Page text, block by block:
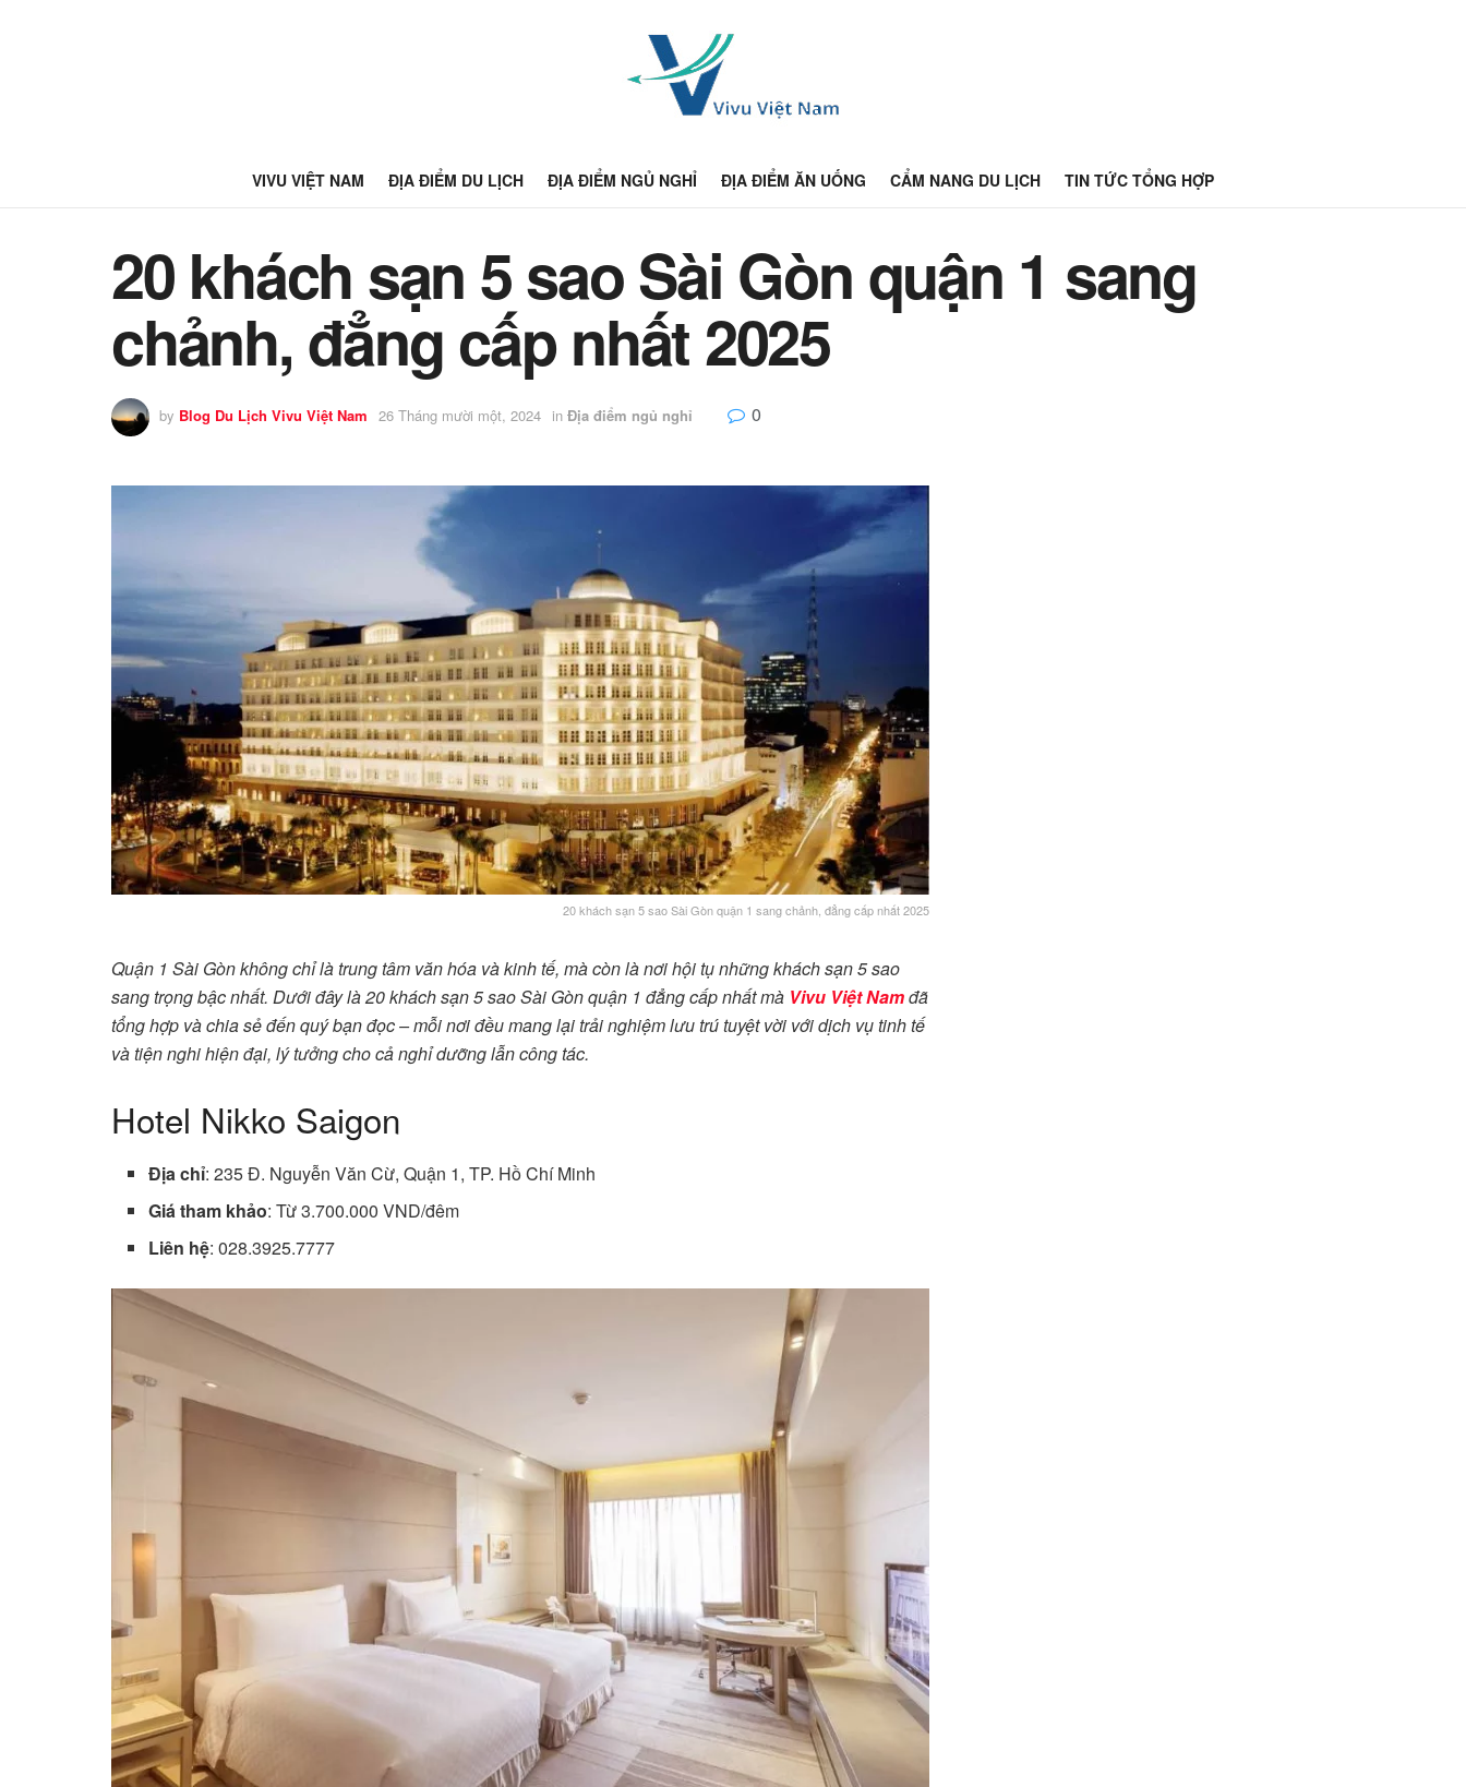
VIVU VIỆT NAM ĐỊA ĐIỂM DU LỊCH ĐỊA ĐIỂM NGỦ NGHỈ ĐỊA ĐIỂM ĂN UỐNG CẨM NANG DU LỊCH TIN TỨC TỔNG HỢP
20 khách sạn 5 sao Sài Gòn quận 1 sang
chảnh, đẳng cấp nhất 2025
by Blog Du Lịch Vivu Việt Nam 26 Tháng mười một, 2024 in Địa điểm ngủ nghỉ 0
20 khách sạn 5 sao Sài Gòn quận 1 sang chảnh, đẳng cấp nhất 2025
Quận 1 Sài Gòn không chỉ là trung tâm văn hóa và kinh tế, mà còn là nơi hội tụ những khách sạn 5 sao
sang trọng bậc nhất. Dưới đây là 20 khách sạn 5 sao Sài Gòn quận 1 đẳng cấp nhất mà Vivu Việt Namđã
tổng hợp và chia sẻ đến quý bạn đọc – mỗi nơi đều mang lại trải nghiệm lưu trú tuyệt vời với dịch vụ tinh tế
và tiện nghi hiện đại, lý tưởng cho cả nghỉ dưỡng lẫn công tác.
Hotel Nikko Saigon
Địa chỉ: 235 Đ. Nguyễn Văn Cừ, Quận 1, TP. Hồ Chí Minh
Giá tham khảo: Từ 3.700.000 VND/đêm
Liên hệ: 028.3925.7777